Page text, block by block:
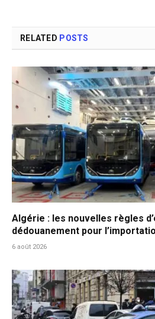
RELATED POSTS
Algérie : les nouvelles règles
dédouanement pour
6 août 2026